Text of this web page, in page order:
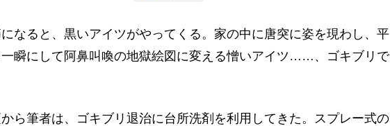
なると、黒いアイツがやってくる。家の中に唐突に姿を現わし、平
瞬にして阿鼻叫喚の地獄絵図に変える憎いアイツ……、ゴキブリで
ら筆者は、ゴキブリ退治に台所洗剤を利用してきた。スプレー式の